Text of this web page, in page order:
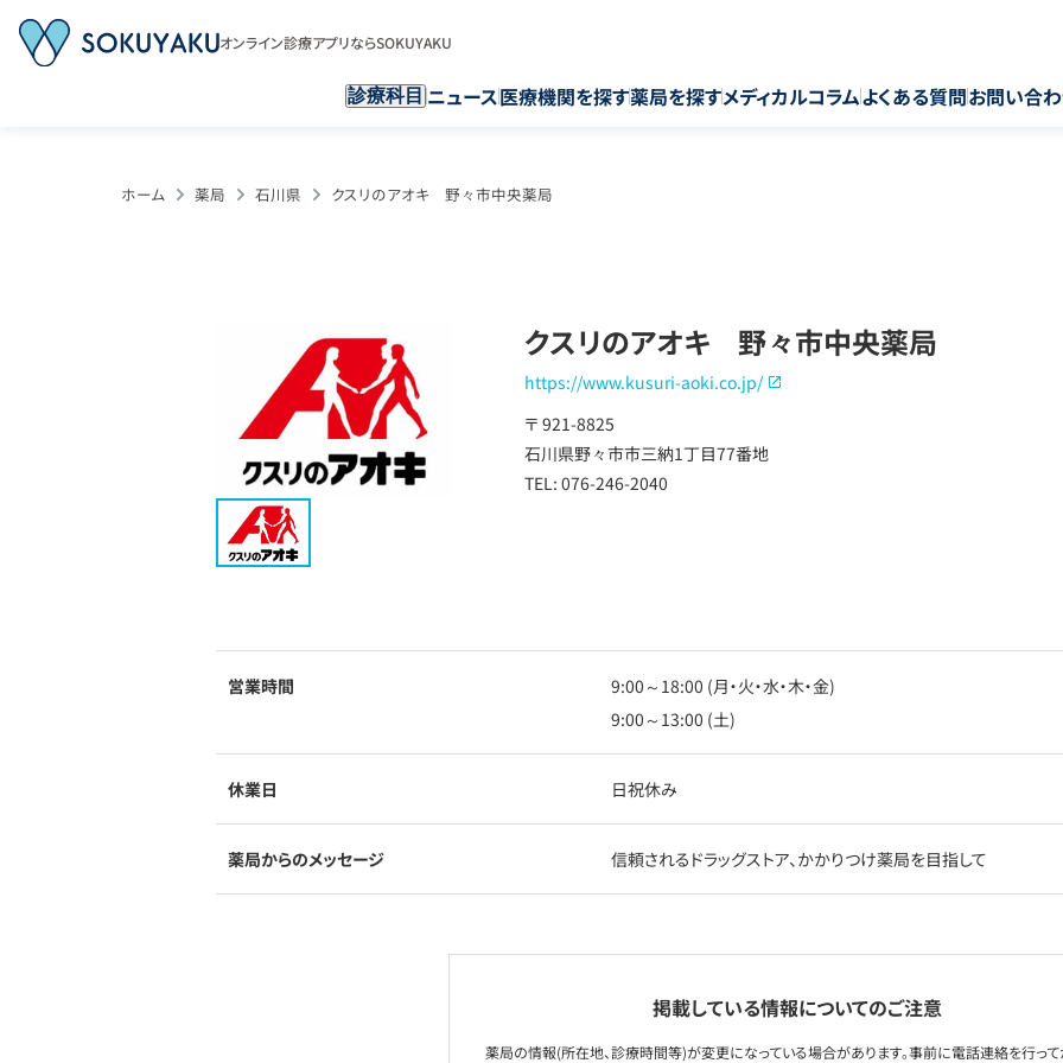
オンライン診療アプリならSOKUYAKU
診療科目 ニュース医療機関を探す薬局を探すメディカルコラムよくある質問お問い合
ホーム 薬局 石川県 クスリのアオキ 野々市中央薬局
クスリのアオキ 野々市中央薬局
https://www.kusuri-aoki.co.jp/
〒 921-8825
石川県野々市市三納1丁目77番地
TEL: 076-246-2040
営業時間
9:00～18:00 (月・火・水・木・金)
9:00～13:00 (土)
休業日 日祝休み
薬局からのメッセージ 信頼されるドラッグストア、かかりつけ薬局を目指して
掲載している情報についてのご注意
薬局の情報(所在地、診療時間等)が変更になっている場合があります。事前に電話連絡を行っ